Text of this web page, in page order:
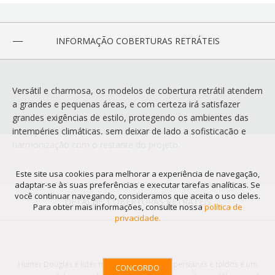
Este site usa cookies para melhorar a experiência de navegação,
adaptar-se às suas preferências e executar tarefas analíticas. Se
você continuar navegando, consideramos que aceita o uso deles.
Para obter mais informações, consulte nossa política de
privacidade.
CONCORDO
INFORMAÇÃO COBERTURAS RETRÁTEIS
Versátil e charmosa, os modelos de cobertura retrátil atendem
a grandes e pequenas áreas, e com certeza irá satisfazer
grandes exigências de estilo, protegendo os ambientes das
intempéries climáticas, sem deixar de lado a sofisticação e
DETALHE: COBERTURAS RETRÁTEIS
Hunter Douglas é líder mundial em cortinas, persianas e toldos e um